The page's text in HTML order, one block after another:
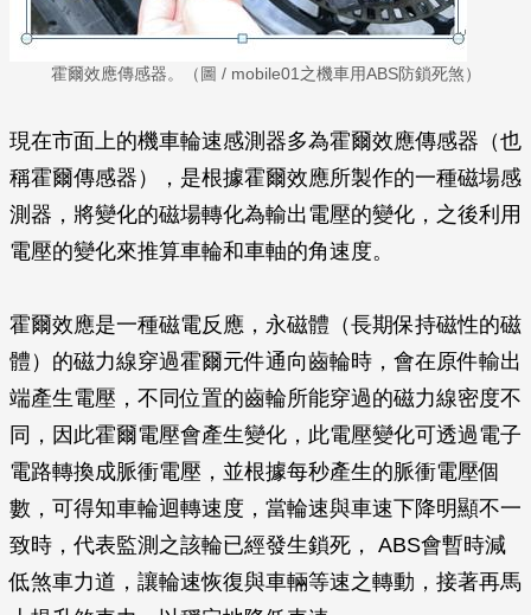
霍爾效應傳感器。（圖 / mobile01之機車用ABS防鎖死煞）
現在市面上的機車輪速感測器多為霍爾效應傳感器（也
稱霍爾傳感器），是根據霍爾效應所製作的一種磁場感
測器，將變化的磁場轉化為輸出電壓的變化，之後利用
電壓的變化來推算車輪和車軸的角速度。
霍爾效應是一種磁電反應，永磁體（長期保持磁性的磁
體）的磁力線穿過霍爾元件通向齒輪時，會在原件輸出
端產生電壓，不同位置的齒輪所能穿過的磁力線密度不
同，因此霍爾電壓會產生變化，此電壓變化可透過電子
電路轉換成脈衝電壓，並根據每秒產生的脈衝電壓個
數，可得知車輪迴轉速度，當輪速與車速下降明顯不一
致時，代表監測之該輪已經發生鎖死， ABS會暫時減
低煞車力道，讓輪速恢復與車輛等速之轉動，接著再馬